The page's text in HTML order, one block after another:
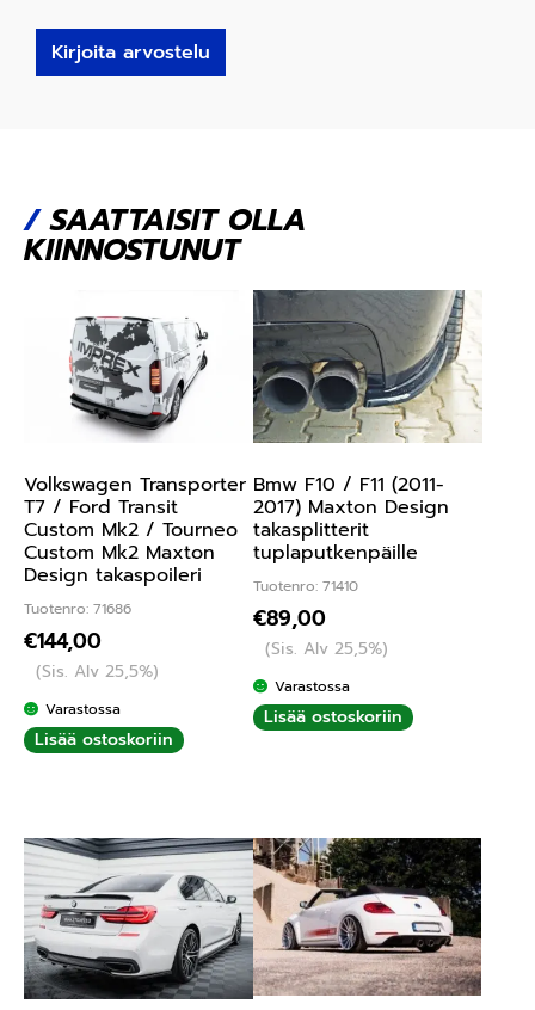
Kirjoita arvostelu
/SAATTAISIT OLLA
KIINNOSTUNUT
Volkswagen Transporter
T7 / Ford Transit
Custom Mk2 / Tourneo
Custom Mk2 Maxton
Design takaspoileri
Tuotenro: 71686
€144,00
(Sis. Alv 25,5%)
Varastossa
Lisää ostoskoriin
Bmw F10 / F11 (2011-
2017) Maxton Design
takasplitterit
tuplaputkenpäille
Tuotenro: 71410
€89,00
(Sis. Alv 25,5%)
Varastossa
Lisää ostoskoriin